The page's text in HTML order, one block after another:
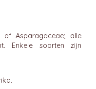
of Asparagaceae; alle
Enkele soorten zijn